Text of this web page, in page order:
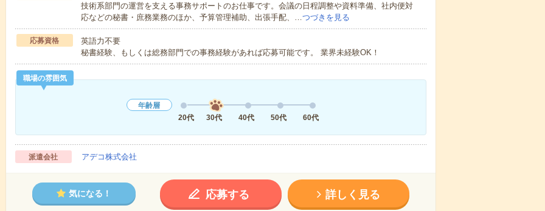
技術系部門の運営を支える事務サポートのお仕事です。会議の日程調整や資料準備、社内便対
応などの秘書・庶務業務のほか、予算管理補助、出張手配、…つづきを見る
応募資格
英語力不要
秘書経験、もしくは総務部門での事務経験があれば応募可能です。 業界未経験OK！
職場の雰囲気
年齢層
20代
30代 40代 50代 60代
派遣会社 アデコ株式会社
気になる！ 応募する 詳しく見る